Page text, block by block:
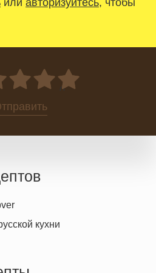
или авторизуйтесь, чтобы
0
кухни